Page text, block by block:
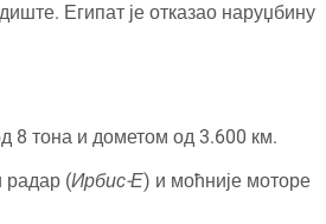
Египат је отказао наруџбину
8 тона и дометом од 3.600 км.
радар (Ирбис-Е) и моћније моторе